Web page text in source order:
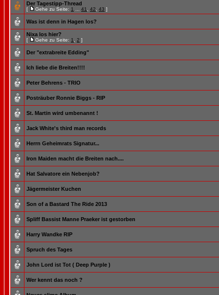
Der Tagestipp-Thread
[ Gehe zu Seite: 1 41 42 43 ]
Was ist denn in Hagen los?
Nixa los hier?
[ Gehe zu Seite: 1 2 ]
Der "extrabreite Edding"
Ich liebe die Breiten!!!!
Peter Behrens - TRIO
Posträuber Ronnie Biggs - RIP
St. Martin wird umbenannt !
Jack White's third man records
Herrn Geheimrats Signatur...
Iron Maiden macht die Breiten nach....
Hat Salvatore ein Nebenjob?
Jägermeister Kuchen
Son of a Bastard The Ride 2013
Spliff Bassist Manne Praeker ist gestorben
Harry Wandke RIP
Spruch des Tages
John Lord ist Tot ( Deep Purple )
Wer kennt das noch ?